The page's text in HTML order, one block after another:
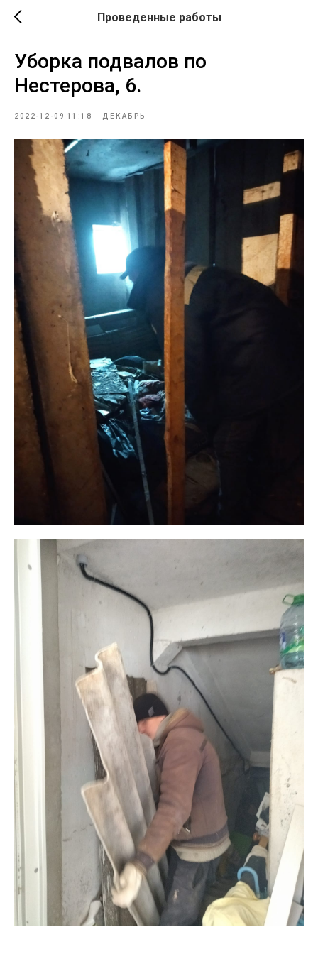
Проведенные работы
Уборка подвалов по
Нестерова, 6.
2022-12-09 11:18 ДЕКАБРЬ